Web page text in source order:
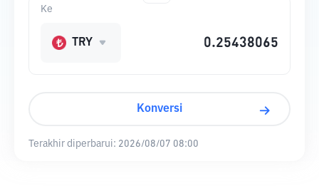
Ke
TRY
Konversi
Terakhir diperbarui: 2026/08/07 08:00